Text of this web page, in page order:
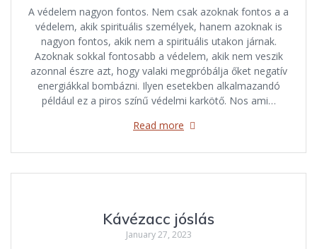
A védelem nagyon fontos. Nem csak azoknak fontos a a
védelem, akik spirituális személyek, hanem azoknak is
nagyon fontos, akik nem a spirituális utakon járnak.
Azoknak sokkal fontosabb a védelem, akik nem veszik
azonnal észre azt, hogy valaki megpróbálja őket negatív
energiákkal bombázni. Ilyen esetekben alkalmazandó
például ez a piros színű védelmi karkötő. Nos ami…
Read more
Kávézacc jóslás
January 27, 2023